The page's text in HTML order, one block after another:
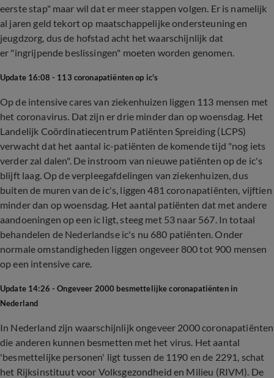
eerste stap" maar wil dat er meer stappen volgen. Er is namelijk
al jaren geld tekort op maatschappelijke ondersteuning en
jeugdzorg, dus de hofstad acht het waarschijnlijk dat
er "ingrijpende beslissingen" moeten worden genomen.
Update 16:08 - 113 coronapatiënten op ic's
Op de intensive cares van ziekenhuizen liggen 113 mensen met
het coronavirus. Dat zijn er drie minder dan op woensdag. Het
Landelijk Coördinatiecentrum Patiënten Spreiding (LCPS)
verwacht dat het aantal ic-patiënten de komende tijd "nog iets
verder zal dalen". De instroom van nieuwe patiënten op de ic's
blijft laag. Op de verpleegafdelingen van ziekenhuizen, dus
buiten de muren van de ic's, liggen 481 coronapatiënten, vijftien
minder dan op woensdag. Het aantal patiënten dat met andere
aandoeningen op een ic ligt, steeg met 53 naar 567. In totaal
behandelen de Nederlandse ic's nu 680 patiënten. Onder
normale omstandigheden liggen ongeveer 800 tot 900 mensen
op een intensive care.
Update 14:26 - Ongeveer 2000 besmettelijke coronapatiënten in
Nederland
In Nederland zijn waarschijnlijk ongeveer 2000 coronapatiënten
die anderen kunnen besmetten met het virus. Het aantal
'besmettelijke personen' ligt tussen de 1190 en de 2291, schat
het Rijksinstituut voor Volksgezondheid en Milieu (RIVM). De